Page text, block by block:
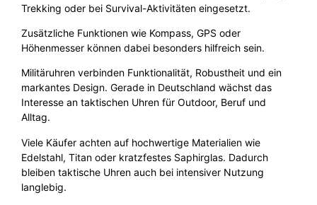
Trekking oder bei Survival-Aktivitäten eingesetzt.
Zusätzliche Funktionen wie Kompass, GPS oder
Höhenmesser können dabei besonders hilfreich sein.
Militäruhren verbinden Funktionalität, Robustheit und ein
markantes Design. Gerade in Deutschland wächst das
Interesse an taktischen Uhren für Outdoor, Beruf und
Alltag.
Viele Käufer achten auf hochwertige Materialien wie
Edelstahl, Titan oder kratzfestes Saphirglas. Dadurch
bleiben taktische Uhren auch bei intensiver Nutzung
langlebig.